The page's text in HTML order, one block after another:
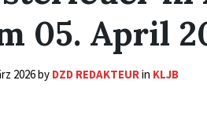
05. April
2026by DZD REDAKTEURin KLJB